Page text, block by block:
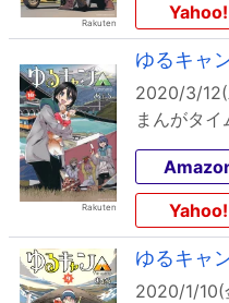
Yahoo!
ゆるキャ
2020/3/12(
まんがタイ
Yahoo!
ゆるキャ
2020/1/10(